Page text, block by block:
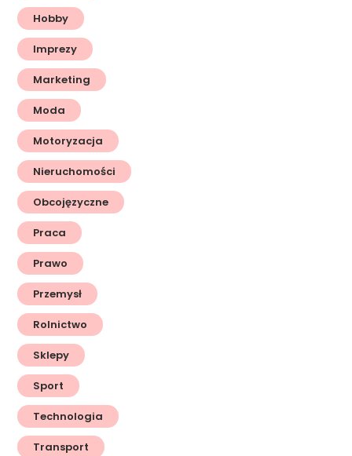
Hobby
Imprezy
Marketing
Moda
Motoryzacja
Nieruchomości
Obcojęzyczne
Praca
Prawo
Przemysł
Rolnictwo
Sklepy
Sport
Technologia
Transport